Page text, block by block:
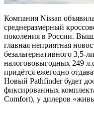
Компания Nissan
среднеразмерный
поколения в России.
главная неприятная
безальтернативного 3,5-
налогововыгодных 249
придётся ежегодно
Новый Pathfinder будет
фиксированных
Comfort), у дилеров